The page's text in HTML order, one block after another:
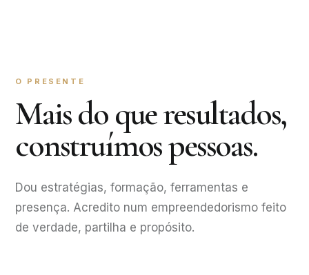
O PRESENTE
Mais do que resultados,
construímos pessoas.
Dou estratégias, formação, ferramentas e
presença. Acredito num empreendedorismo feito
de verdade, partilha e propósito.